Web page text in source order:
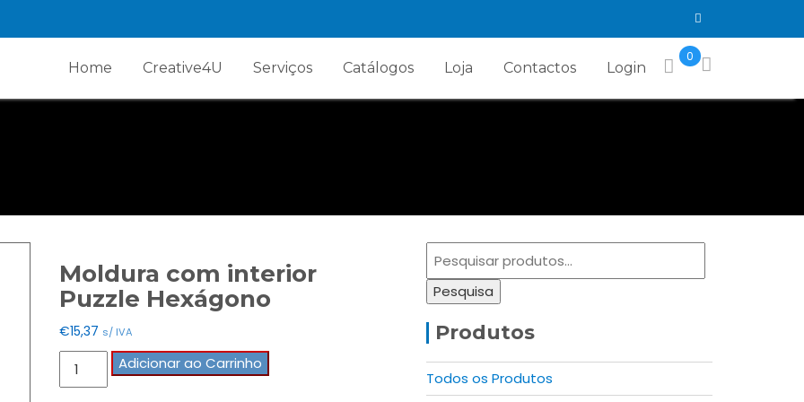
0
Home Creative4U Serviços Catálogos Loja Contactos Login
Moldura com interior
Puzzle Hexágono
€15,37 s/ IVA
Quantidade
de
Adicionar ao Carrinho
Pesquisar
por:
Pesquisa
Produtos
Todos os Produtos